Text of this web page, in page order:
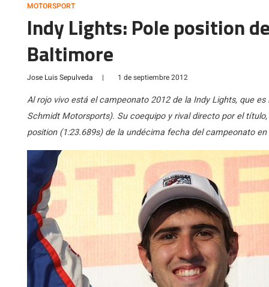
MOTORSPORT
Indy Lights: Pole position
Baltimore
Jose Luis Sepulveda | 1 de septiembre 2012
Al rojo vivo está el campeonato 2012 de la Indy Lights, que
Schmidt Motorsports). Su coequipo y rival directo por el
position (1:23.689s) de la undécima fecha del campeonato